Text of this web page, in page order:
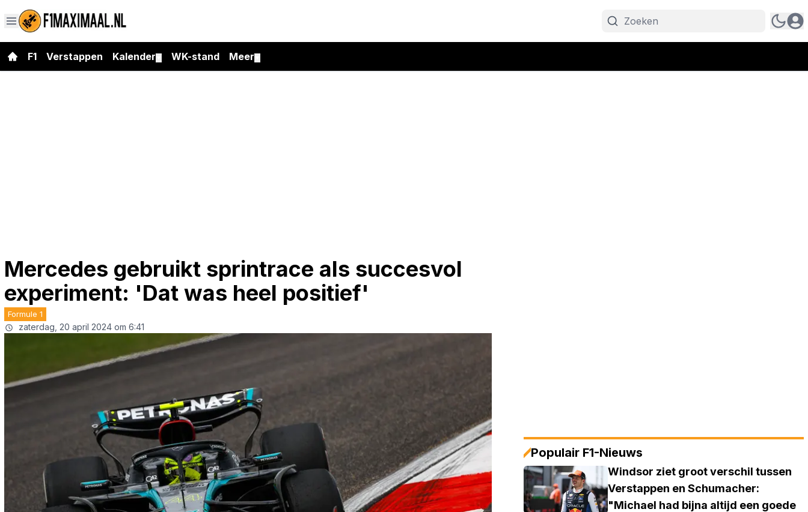
F1 Verstappen Kalender WK-stand Meer
Mercedes gebruikt sprintrace als succesvol
experiment: 'Dat was heel positief'
Formule 1
zaterdag, 20 april 2024 om 6:41
Populair F1-Nieuws
Windsor ziet groot verschil tussen
Verstappen en Schumacher:
"Michael had bijna altijd een goede